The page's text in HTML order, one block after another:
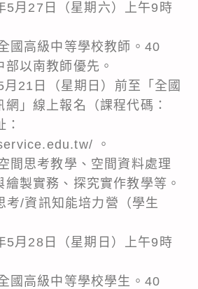
5月27日（星期六）上午9時
國高級中等學校教師。40
以南教師優先。
月21日（星期日）前至「全國
」線上報名（課程代碼：
。
間思考教學、空間資料處理
製實務、探究實作教學等。
考/資訊知能培力營（學生
5月28日（星期日）上午9時
國高級中等學校學生。40